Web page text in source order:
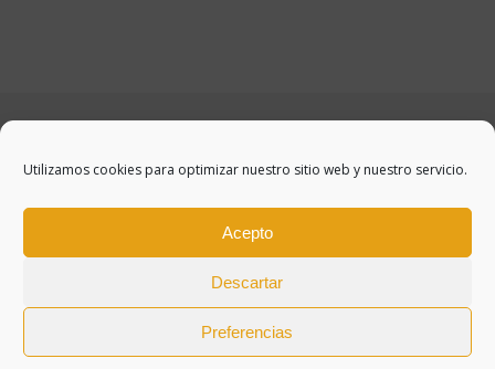
Utilizamos cookies para optimizar nuestro sitio web y nuestro servicio.
Acepto
Descartar
Preferencias